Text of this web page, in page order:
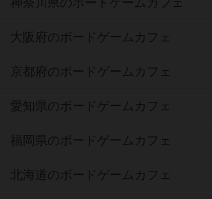
神奈川県のボードゲームカフェ
大阪府のボードゲームカフェ
京都府のボードゲームカフェ
愛知県のボードゲームカフェ
福岡県のボードゲームカフェ
北海道のボードゲームカフェ